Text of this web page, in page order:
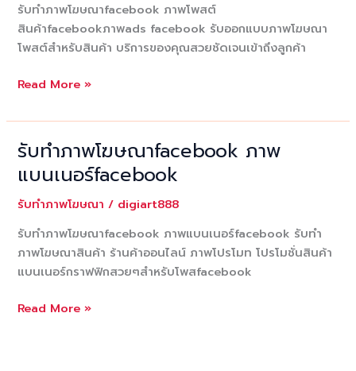
รับทำภาพโฆษณาfacebook ภาพโพสต์
สินค้าfacebookภาพads facebook รับออกแบบภาพโฆษณา
โพสต์สำหรับสินค้า บริการของคุณสวยชัดเจนเข้าถึงลูกค้า
รับ
ภาพ
โฆษณาfacebook
ภาพ
โพสต์
สินค้าfacebookภาพads
Read More »
รับทำภาพโฆษณาfacebook ภาพ
แบนเนอร์facebook
รับทำภาพโฆษณา / digiart888
รับทำภาพโฆษณาfacebook ภาพแบนเนอร์facebook รับทำ
ภาพโฆษณาสินค้า ร้านค้าออนไลน์ ภาพโปรโมท โปรโมชั่นสินค้า
แบนเนอร์กราฟฟิกสวยๆสำหรับโพสfacebook
รับ
Read More »